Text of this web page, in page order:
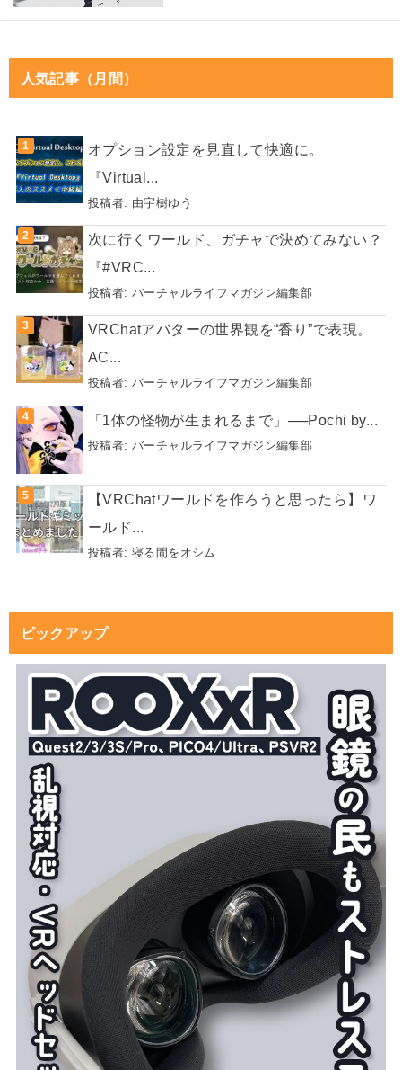
人気記事（月間）
オプション設定を見直して快適に。
『Virtual...
投稿者: 由宇樹ゆう
次に行くワールド、ガチャで決めてみない？
『#VRC...
投稿者: バーチャルライフマガジン編集部
VRChatアバターの世界観を“香り”で表現。
AC...
投稿者: バーチャルライフマガジン編集部
「1体の怪物が生まれるまで」──Pochi by...
投稿者: バーチャルライフマガジン編集部
【VRChatワールドを作ろうと思ったら】ワ
ールド...
投稿者: 寝る間をオシム
ピックアップ